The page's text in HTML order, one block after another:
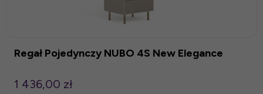
Regał Pojedynczy NUBO 4S New Elegance
1 436,00 zł